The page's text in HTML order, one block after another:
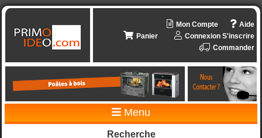
Aide
Mon Compte
Connexion S'inscrire
Panier
Commander
Menu
Recherche